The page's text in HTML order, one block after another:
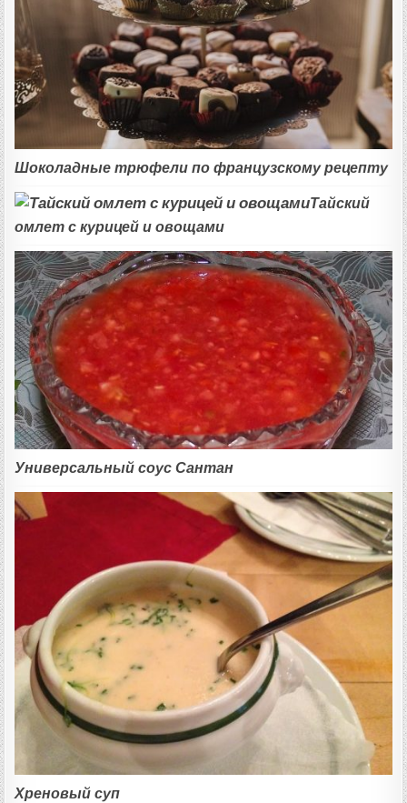
Шоколадные трюфели по французскому рецепту
Тайский
омлет с курицей и овощами
Универсальный соус Сантан
Хреновый суп